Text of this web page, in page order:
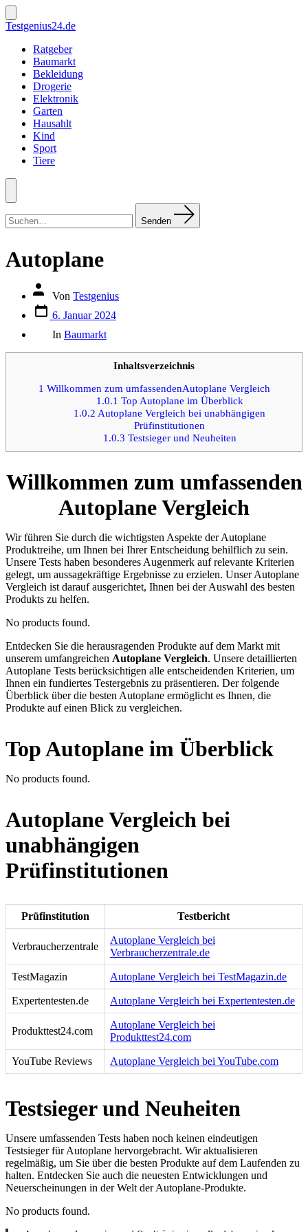
Zum
Inhalt
springen
Suche
ein-/ausblenden
Testgenius24.de
Ratgeber
Baumarkt
Bekleidung
Drogerie
Elektronik
Garten
Hausahlt
Kind
Sport
Tiere
Menü
nach:
Senden
Autoplane
Autor
Beitrags
Von Testgenius
Datum
des
Beitrags
6. Januar 2024
In Baumarkt
Inhaltsverzeichnis
1 Willkommen zum umfassendenAutoplane Vergleich
1.0.1 Top Autoplane im Überblick
1.0.2 Autoplane Vergleich bei unabhängigen
Prüfinstitutionen
1.0.3 Testsieger und Neuheiten
Willkommen zum umfassenden
Autoplane Vergleich
Wir führen Sie durch die wichtigsten Aspekte der Autoplane
Produktreihe, um Ihnen bei Ihrer Entscheidung behilflich zu sein.
Unsere Tests haben besonderes Augenmerk auf relevante Kriterien
gelegt, um aussagekräftige Ergebnisse zu erzielen. Unser Autoplane
Vergleich ist darauf ausgerichtet, Ihnen bei der Auswahl des besten
Produkts zu helfen.
No products found.
Entdecken Sie die herausragenden Produkte auf dem Markt mit
unserem umfangreichen Autoplane Vergleich. Unsere detaillierten
Autoplane Tests berücksichtigen alle entscheidenden Kriterien, um
Ihnen ein fundiertes Testergebnis zu präsentieren. Der folgende
Überblick über die besten Autoplane ermöglicht es Ihnen, die
Produkte auf einen Blick zu vergleichen.
Top Autoplane im Überblick
No products found.
Autoplane Vergleich bei
unabhängigen
Prüfinstitutionen
Prüfinstitution Testbericht
Verbraucherzentrale
Autoplane Vergleich bei
Verbraucherzentrale.de
TestMagazin Autoplane Vergleich bei TestMagazin.de
Expertentesten.de Autoplane Vergleich bei Expertentesten.de
Produkttest24.com
Autoplane Vergleich bei
Produkttest24.com
YouTube Reviews Autoplane Vergleich bei YouTube.com
Testsieger und Neuheiten
Unsere umfassenden Tests haben noch keinen eindeutigen
Testsieger für Autoplane hervorgebracht. Wir aktualisieren
regelmäßig, um Sie über die besten Produkte auf dem Laufenden zu
halten. Entdecken Sie auch die neuesten Entwicklungen und
Neuerscheinungen in der Welt der Autoplane-Produkte.
No products found.